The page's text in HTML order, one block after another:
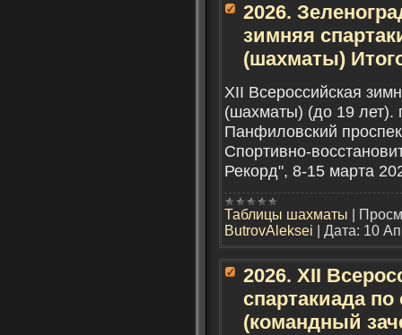
2026.
зимняя
(шахматы)
XII Всероссийская
(шахматы) (до 19 лет).
Панфиловский
Спортивно-
Рекорд", 8-15 марта
Таблицы шахматы
ButrovAleksei
Дата: 10
2026. XII
спартакиада
(командный